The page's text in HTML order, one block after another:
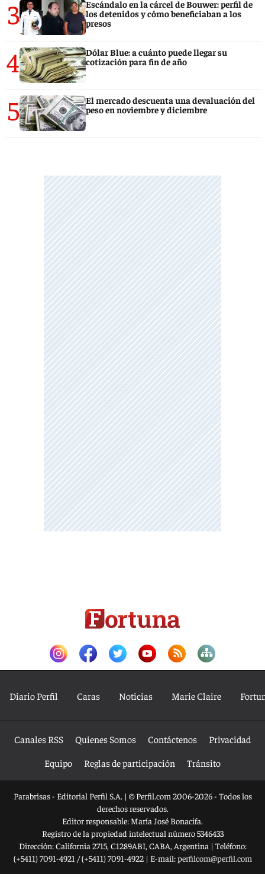
3
Escándalo en la cárcel de Bouwer: perfil de
los detenidos y cómo beneficiaban a los
presos
4
Dólar Blue: a cuánto puede llegar su
cotización para fin de año
5
El mercado descuenta una devaluación del
peso en noviembre y diciembre
Diario Perfil Caras Noticias Marie Claire
Canales RSS Quienes Somos Contáctenos
Privacidad
Equipo
Reglas de participación Tránsito
Parabrisas - Editorial Perfil S.A. | © Perfil.com 2006-2026 - Todos los
derechos reservados.
Editor responsable: María José Bonacifa.
Registro de la propiedad intelectual número 5346433
Dirección:California 2715, C1289ABI, CABA, Argentina | Teléfono:
(+5411) 7091-4921 /(+5411) 7091-4922| E-mail:perfilcom@perfil.com